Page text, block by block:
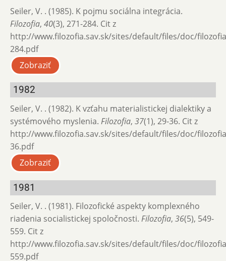
Seiler, V. . (1985). K pojmu sociálna integrácia.
Filozofia, 40(3), 271-284. Cit z
http://www.filozofia.sav.sk/sites/default/files/doc/
284.pdf
Zobraziť
1982
Seiler, V. . (1982). K vzťahu materialistickej dialektiky a
systémového myslenia. Filozofia, 37(1), 29-36. Cit z
http://www.filozofia.sav.sk/sites/default/files/doc/
36.pdf
Zobraziť
1981
Seiler, V. . (1981). Filozofické aspekty komplexného
riadenia socialistickej spoločnosti. Filozofia, 36(5), 549-
559. Cit z
http://www.filozofia.sav.sk/sites/default/files/doc/
559.pdf